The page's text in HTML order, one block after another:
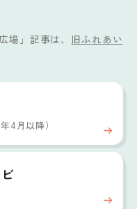
場」記事は、 旧ふれあい
年4月以降）